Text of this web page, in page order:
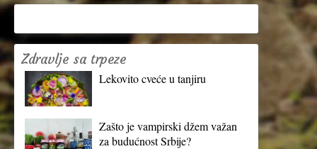
Zdravlje sa trpeze
Lekovito cveće u tanjiru
Zašto je vampirski džem važan
za budućnost Srbije?